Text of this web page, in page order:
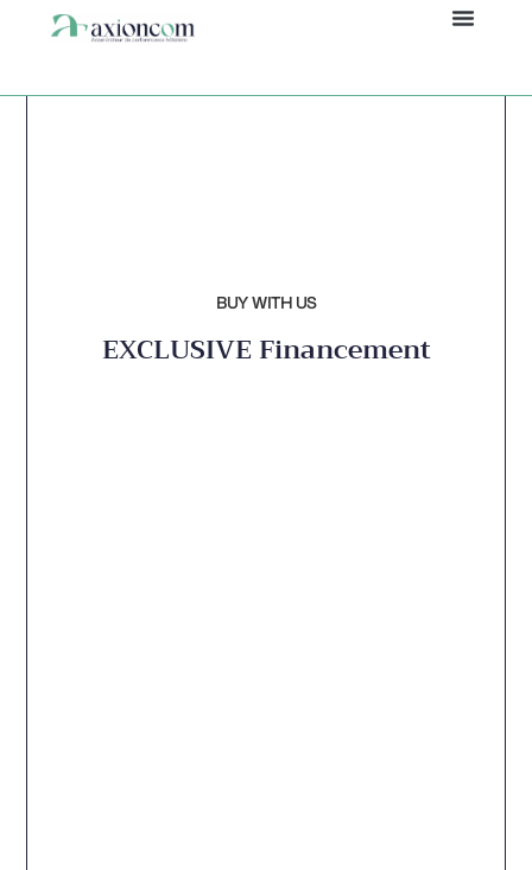
Panneau de gestion des cookies
BUY WITH US
EXCLUSIVE Financement